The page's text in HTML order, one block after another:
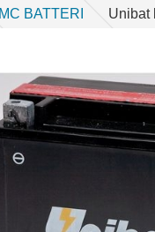
MC BATTERI Unibat